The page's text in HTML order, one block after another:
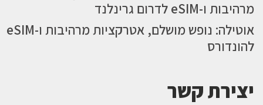
מרהיבות ו-eSIM לדרום גרינלנד
אוטילה: נופש מושלם, אטרקציות מרהיבות ו-eSIM
להונדורס
יצירת קשר